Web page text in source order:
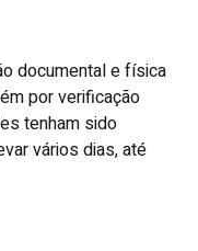
documental e física
por verificação
tenham sido
vários dias, até